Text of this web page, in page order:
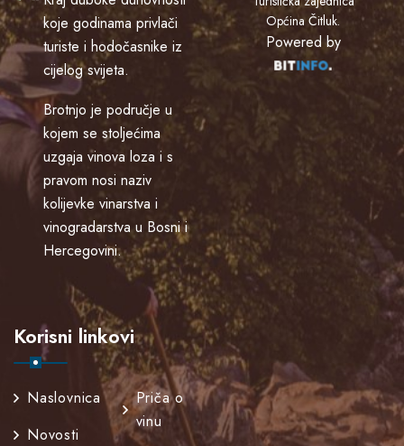
koje godinama privlači
turiste i hodočasnike iz
cijelog svijeta.
Brotnjo je područje u
kojem se stoljećima
uzgaja vinova loza i s
pravom nosi naziv
kolijevke vinarstva i
vinogradarstva u Bosni i
Hercegovini.
Korisni linkovi
Naslovnica
Novosti
Priča o
vinu
Općina Čitluk.
Powered by